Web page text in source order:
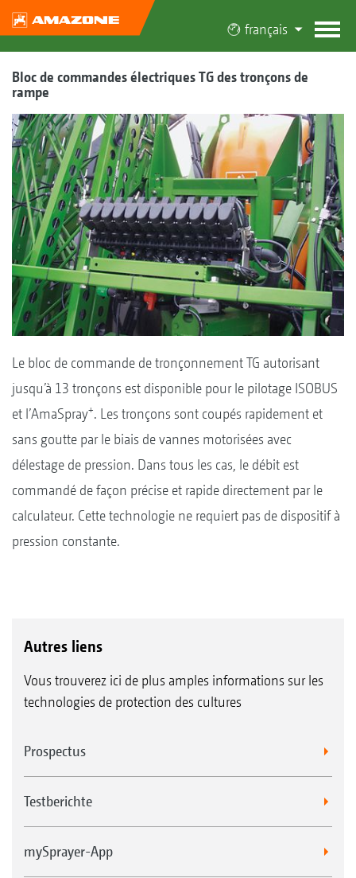
français
Bloc de commandes électriques TG des tronçons de
rampe
Le bloc de commande de tronçonnement TG autorisant
jusqu’à 13 tronçons est disponible pour le pilotage ISOBUS
et l’AmaSpray+. Les tronçons sont coupés rapidement et
sans goutte par le biais de vannes motorisées avec
délestage de pression. Dans tous les cas, le débit est
commandé de façon précise et rapide directement par le
calculateur. Cette technologie ne requiert pas de dispositif à
pression constante.
Autres liens
Vous trouverez ici de plus amples informations sur les
technologies de protection des cultures
Prospectus
Testberichte
mySprayer-App